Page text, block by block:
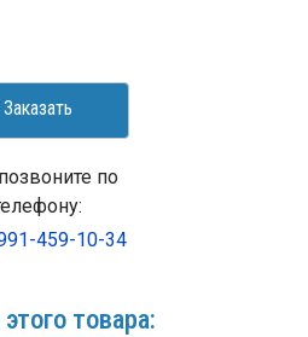
Заказать
по
459-10-34
товара: